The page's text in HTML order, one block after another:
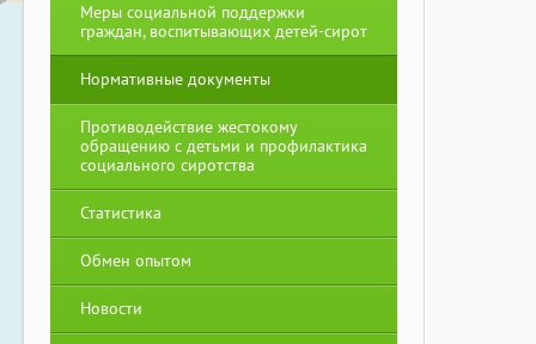
Меры социальной поддержки
граждан, воспитывающих детей-сирот
Нормативные документы
Противодействие жестокому
обращению с детьми и профилактика
социального сиротства
Статистика
Обмен опытом
Новости